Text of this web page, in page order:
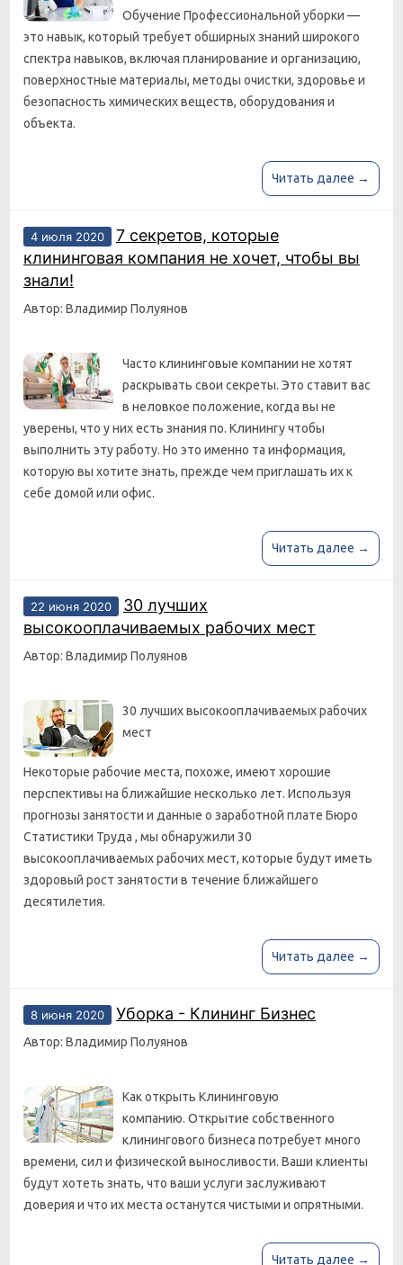
Обучение Профессиональной уборки —
это навык, который требует обширных знаний широкого
спектра навыков, включая планирование и организацию,
поверхностные материалы, методы очистки, здоровье и
безопасность химических веществ, оборудования и
объекта.
Читать далее →
4 июля 2020
7 секретов, которые
клининговая компания не хочет, чтобы вы
знали!
Автор: Владимир Полуянов
Часто клининговые компании не хотят
раскрывать свои секреты. Это ставит вас
в неловкое положение, когда вы не
уверены, что у них есть знания по. Клинингу чтобы
выполнить эту работу. Но это именно та информация,
которую вы хотите знать, прежде чем приглашать их к
себе домой или офис.
Читать далее →
22 июня 2020
30 лучших
высокооплачиваемых рабочих мест
Автор: Владимир Полуянов
30 лучших высокооплачиваемых рабочих
мест
Некоторые рабочие места, похоже, имеют хорошие
перспективы на ближайшие несколько лет. Используя
прогнозы занятости и данные о заработной плате Бюро
Статистики Труда , мы обнаружили 30
высокооплачиваемых рабочих мест, которые будут иметь
здоровый рост занятости в течение ближайшего
десятилетия.
Читать далее →
8 июня 2020 Уборка - Клининг Бизнес
Автор: Владимир Полуянов
Как открыть Клининговую
компанию. Открытие собственного
клинингового бизнеса потребует много
времени, сил и физической выносливости. Ваши клиенты
будут хотеть знать, что ваши услуги заслуживают
доверия и что их места останутся чистыми и опрятными.
Читать далее →